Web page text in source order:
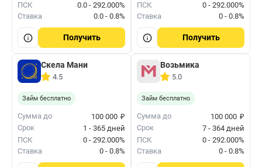
ПСК
0.0 - 292.000%
Ставка
0.0 - 0.8%
Получить
ПСК
0 - 292.000%
Ставка
0 - 0.8%
Получить
Скела Мани
4.5
Займ бесплатно
Сумма до 100 000 ₽
Срок
1 - 365 дней
ПСК
0 - 292.000%
Ставка
0 - 0.8%
Возьмика
5.0
Займ бесплатно
Сумма до 100 000 ₽
Срок
7 - 364 дней
ПСК
0 - 292.000%
Ставка
0 - 0.8%